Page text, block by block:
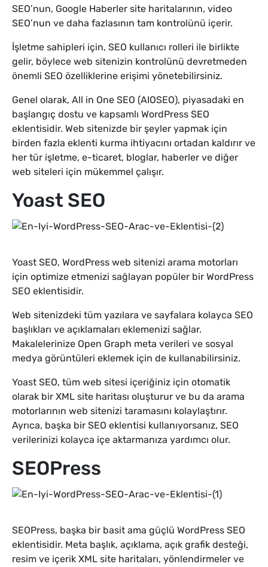
SEO’nun, Google Haberler site haritalarının, video
SEO’nun ve daha fazlasının tam kontrolünü içerir.
İşletme sahipleri için, SEO kullanıcı rolleri ile birlikte
gelir, böylece web sitenizin kontrolünü devretmeden
önemli SEO özelliklerine erişimi yönetebilirsiniz.
Genel olarak, All in One SEO (AIOSEO), piyasadaki en
başlangıç dostu ve kapsamlı WordPress SEO
eklentisidir. Web sitenizde bir şeyler yapmak için
birden fazla eklenti kurma ihtiyacını ortadan kaldırır ve
her tür işletme, e-ticaret, bloglar, haberler ve diğer
web siteleri için mükemmel çalışır.
Yoast SEO
Yoast SEO, WordPress web sitenizi arama motorları
için optimize etmenizi sağlayan popüler bir WordPress
SEO eklentisidir.
Web sitenizdeki tüm yazılara ve sayfalara kolayca SEO
başlıkları ve açıklamaları eklemenizi sağlar.
Makalelerinize Open Graph meta verileri ve sosyal
medya görüntüleri eklemek için de kullanabilirsiniz.
Yoast SEO, tüm web sitesi içeriğiniz için otomatik
olarak bir XML site haritası oluşturur ve bu da arama
motorlarının web sitenizi taramasını kolaylaştırır.
Ayrıca, başka bir SEO eklentisi kullanıyorsanız, SEO
verilerinizi kolayca içe aktarmanıza yardımcı olur.
SEOPress
SEOPress, başka bir basit ama güçlü WordPress SEO
eklentisidir. Meta başlık, açıklama, açık grafik desteği,
resim ve içerik XML site haritaları, yönlendirmeler ve